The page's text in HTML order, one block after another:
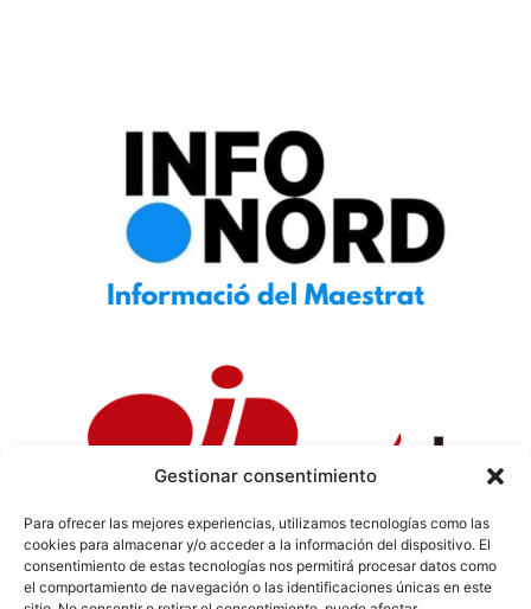
Gestionar consentimiento
Para ofrecer las mejores experiencias, utilizamos tecnologías como las
cookies para almacenar y/o acceder a la información del dispositivo. El
consentimiento de estas tecnologías nos permitirá procesar datos como
el comportamiento de navegación o las identificaciones únicas en este
Política de Privacidad| Política de Cookies|Aviso
Legal|Codi ètic|Tarifes de Publicitat